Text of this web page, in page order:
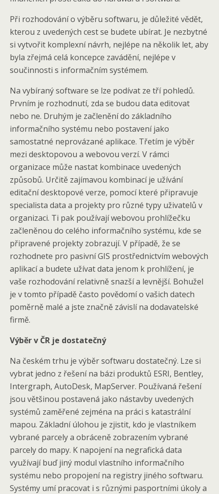
Při rozhodování o výběru softwaru, je důležité vědět,
kterou z uvedených cest se budete ubírat. Je nezbytné
si vytvořit komplexní návrh, nejlépe na několik let, aby
byla zřejmá celá koncepce zavádění, nejlépe v
součinnosti s informačním systémem.
Na vybíraný software se lze podívat ze tří pohledů.
Prvním je rozhodnutí, zda se budou data editovat
nebo ne. Druhým je začlenění do základního
informačního systému nebo postavení jako
samostatné neprovázané aplikace. Třetím je výběr
mezi desktopovou a webovou verzí. V rámci
organizace může nastat kombinace uvedených
způsobů. Určitě zajímavou kombinací je užívání
editační desktopové verze, pomocí které připravuje
specialista data a projekty pro různé typy uživatelů v
organizaci. Ti pak používají webovou prohlížečku
začleněnou do celého informačního systému, kde se
připravené projekty zobrazují. V případě, že se
rozhodnete pro pasivní GIS prostřednictvím webových
aplikací a budete užívat data jenom k prohlížení, je
vaše rozhodování relativně snazší a levnější. Bohužel
je v tomto případě často povědomí o vašich datech
poměrně malé a jste značně závislí na dodavatelské
firmě.
Výběr v ČR je dostatečný
Na českém trhu je výběr softwaru dostatečný. Lze si
vybrat jedno z řešení na bázi produktů ESRI, Bentley,
Intergraph, AutoDesk, MapServer. Používaná řešení
jsou většinou postavená jako nástavby uvedených
systémů zaměřené zejména na práci s katastrální
mapou. Základní úlohou je zjistit, kdo je vlastníkem
vybrané parcely a obráceně zobrazením vybrané
parcely do mapy. K napojení na negrafická data
využívají buď jiný modul vlastního informačního
systému nebo propojení na registry jiného softwaru.
Systémy umí pracovat i s různými pasportními úkoly a